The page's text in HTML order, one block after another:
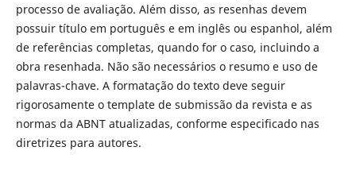
processo de avaliação. Além disso, as resenhas devem
possuir título em português e em inglês ou espanhol, além
de referências completas, quando for o caso, incluindo a
obra resenhada. Não são necessários o resumo e uso de
palavras-chave. A formatação do texto deve seguir
rigorosamente o template de submissão da revista e as
normas da ABNT atualizadas, conforme especificado nas
diretrizes para autores.